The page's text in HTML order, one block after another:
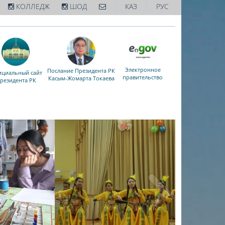
КОЛЛЕДЖ ШОД КАЗ РУС
Электронное
правительство
Послание Президента РК
Касым-Жомарта Токаева
сайт
РК